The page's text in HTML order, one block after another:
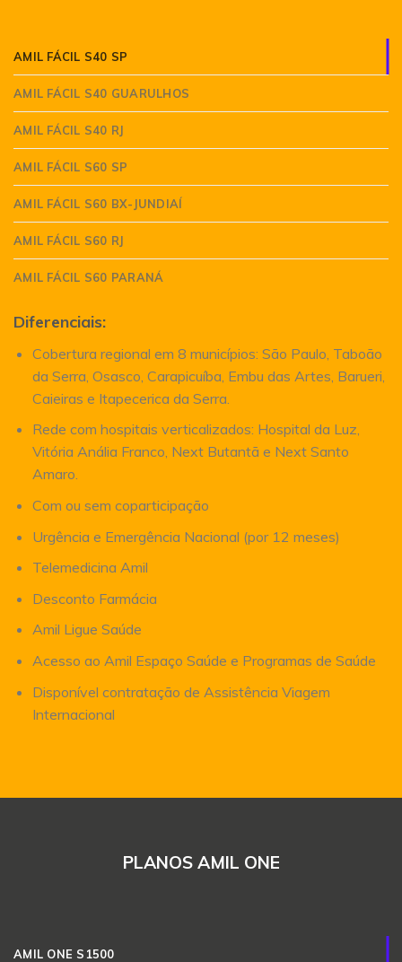
AMIL FÁCIL S40 SP
AMIL FÁCIL S40 GUARULHOS
AMIL FÁCIL S40 RJ
AMIL FÁCIL S60 SP
AMIL FÁCIL S60 BX-JUNDIAÍ
AMIL FÁCIL S60 RJ
AMIL FÁCIL S60 PARANÁ
Diferenciais:
Cobertura regional em 8 municípios: São Paulo, Taboão
da Serra, Osasco, Carapicuíba, Embu das Artes, Barueri,
Caieiras e Itapecerica da Serra.
Rede com hospitais verticalizados: Hospital da Luz,
Vitória Anália Franco, Next Butantã e Next Santo
Amaro.
Com ou sem coparticipação
Urgência e Emergência Nacional (por 12 meses)
Telemedicina Amil
Desconto Farmácia
Amil Ligue Saúde
Acesso ao Amil Espaço Saúde e Programas de Saúde
Disponível contratação de Assistência Viagem
Internacional
PLANOS AMIL ONE
AMIL ONE S1500